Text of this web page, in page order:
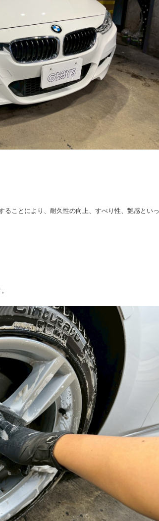
ることにより、耐久性の向上、すべり性、艶感といっ